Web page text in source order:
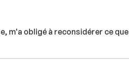
m'a obligé à reconsidérer ce que